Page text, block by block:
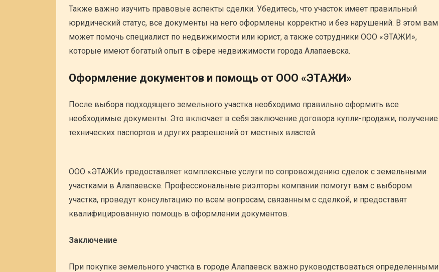
Также важно изучить правовые аспекты сделки. Убедитесь, что участок имеет правильный
юридический статус, все документы на него оформлены корректно и без нарушений. В этом вам
может помочь специалист по недвижимости или юрист, а также сотрудники ООО «ЭТАЖИ»,
которые имеют богатый опыт в сфере недвижимости города Алапаевска.
Оформление документов и помощь от ООО «ЭТАЖИ»
После выбора подходящего земельного участка необходимо правильно оформить все
необходимые документы. Это включает в себя заключение договора купли-продажи, получение
технических паспортов и других разрешений от местных властей.
ООО «ЭТАЖИ» предоставляет комплексные услуги по сопровождению сделок с земельными
участками в Алапаевске. Профессиональные риэлторы компании помогут вам с выбором
участка, проведут консультацию по всем вопросам, связанным с сделкой, и предоставят
квалифицированную помощь в оформлении документов.
Заключение
При покупке земельного участка в городе Алапаевск важно руководствоваться определенными